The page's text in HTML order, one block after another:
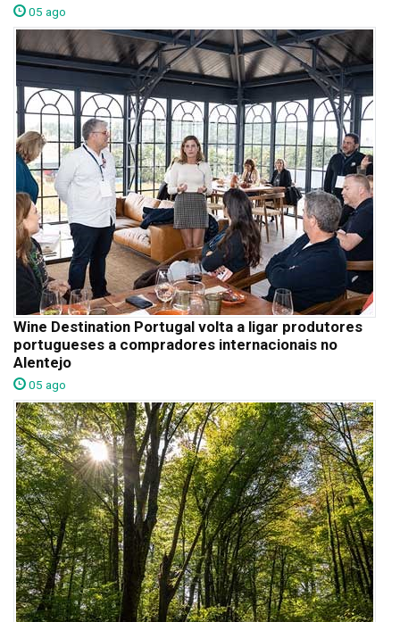
05 ago
Wine Destination Portugal volta a ligar produtores
portugueses a compradores internacionais no
Alentejo
05 ago